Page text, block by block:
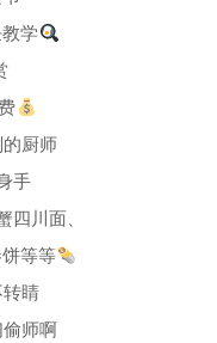
学
厨师
手
川面、
等等
睛
师啊